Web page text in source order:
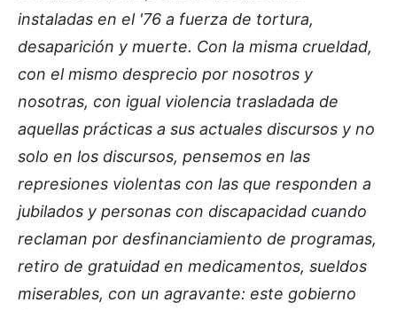
instaladas en el '76 a fuerza de tortura,
desaparición y muerte. Con la misma crueldad,
con el mismo desprecio por nosotros y
nosotras, con igual violencia trasladada de
aquellas prácticas a sus actuales discursos y no
solo en los discursos, pensemos en las
represiones violentas con las que responden a
jubilados y personas con discapacidad cuando
reclaman por desfinanciamiento de programas,
retiro de gratuidad en medicamentos, sueldos
miserables, con un agravante: este gobierno